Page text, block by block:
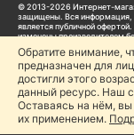
© 2013-2026 Интернет-
защищены. Вся информация,
является публичной
изменены производителем
Пользуясь сайтом
прописанными в
Политике
Копирование любой
за исключением наличия
Обратите внимание,
предназначен для
достигли этого
данный ресурс. Наш
Оставаясь на нём, вы
их применением.